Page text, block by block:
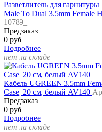
Разветлитель для
Male To Dual 3.5mm Female
10789_
Предзаказ
0 руб
Подробнее
нет на складе
Кабель UGREEN 3.5mm
Case, 20 см, белый AV140
Предзаказ
0 руб
Подробнее
нет на складе